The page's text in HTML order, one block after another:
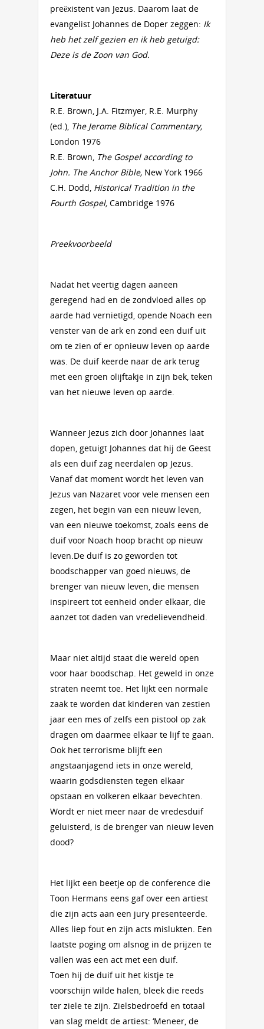
preëxistent van Jezus. Daarom laat de
evangelist Johannes de Doper zeggen: Ik
heb het zelf gezien en ik heb getuigd:
Deze is de Zoon van God.
Literatuur
R.E. Brown, J.A. Fitzmyer, R.E. Murphy
(ed.), The Jerome Biblical Commentary,
London 1976
R.E. Brown, The Gospel according to
John. The Anchor Bible, New York 1966
C.H. Dodd, Historical Tradition in the
Fourth Gospel, Cambridge 1976
Preekvoorbeeld
Nadat het veertig dagen aaneen
geregend had en de zondvloed alles op
aarde had vernietigd, opende Noach een
venster van de ark en zond een duif uit
om te zien of er opnieuw leven op aarde
was. De duif keerde naar de ark terug
met een groen olijftakje in zijn bek, teken
van het nieuwe leven op aarde.
Wanneer Jezus zich door Johannes laat
dopen, getuigt Johannes dat hij de Geest
als een duif zag neerdalen op Jezus.
Vanaf dat moment wordt het leven van
Jezus van Nazaret voor vele mensen een
zegen, het begin van een nieuw leven,
van een nieuwe toekomst, zoals eens de
duif voor Noach hoop bracht op nieuw
leven.De duif is zo geworden tot
boodschapper van goed nieuws, de
brenger van nieuw leven, die mensen
inspireert tot eenheid onder elkaar, die
aanzet tot daden van vredelievendheid.
Maar niet altijd staat die wereld open
voor haar boodschap. Het geweld in onze
straten neemt toe. Het lijkt een normale
zaak te worden dat kinderen van zestien
jaar een mes of zelfs een pistool op zak
dragen om daarmee elkaar te lijf te gaan.
Ook het terrorisme blijft een
angstaanjagend iets in onze wereld,
waarin godsdiensten tegen elkaar
opstaan en volkeren elkaar bevechten.
Wordt er niet meer naar de vredesduif
geluisterd, is de brenger van nieuw leven
dood?
Het lijkt een beetje op de conference die
Toon Hermans eens gaf over een artiest
die zijn acts aan een jury presenteerde.
Alles liep fout en zijn acts mislukten. Een
laatste poging om alsnog in de prijzen te
vallen was een act met een duif.
Toen hij de duif uit het kistje te
voorschijn wilde halen, bleek die reeds
ter ziele te zijn. Zielsbedroefd en totaal
van slag meldt de artiest: ‘Meneer, de